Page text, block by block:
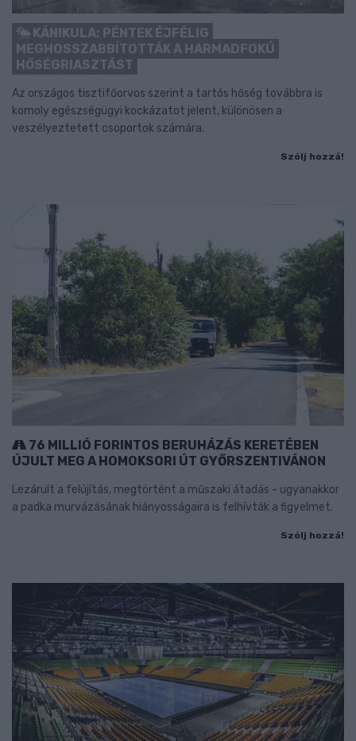
KÁNIKULA: PÉNTEK ÉJFÉLIG
MEGHOSSZABBÍTOTTÁK A HARMADFOKÚ
HŐSÉGRIASZTÁST
Az országos tisztifőorvos szerint a tartós hőség továbbra is
komoly egészségügyi kockázatot jelent, különösen a
veszélyeztetett csoportok számára.
Szólj hozzá!
76 MILLIÓ FORINTOS BERUHÁZÁS KERETÉBEN
ÚJULT MEG A HOMOKSORI ÚT GYŐRSZENTIVÁNON
Lezárult a felújítás, megtörtént a műszaki átadás - ugyanakkor
a padka murvázásának hiányosságaira is felhívták a figyelmet.
Szólj hozzá!